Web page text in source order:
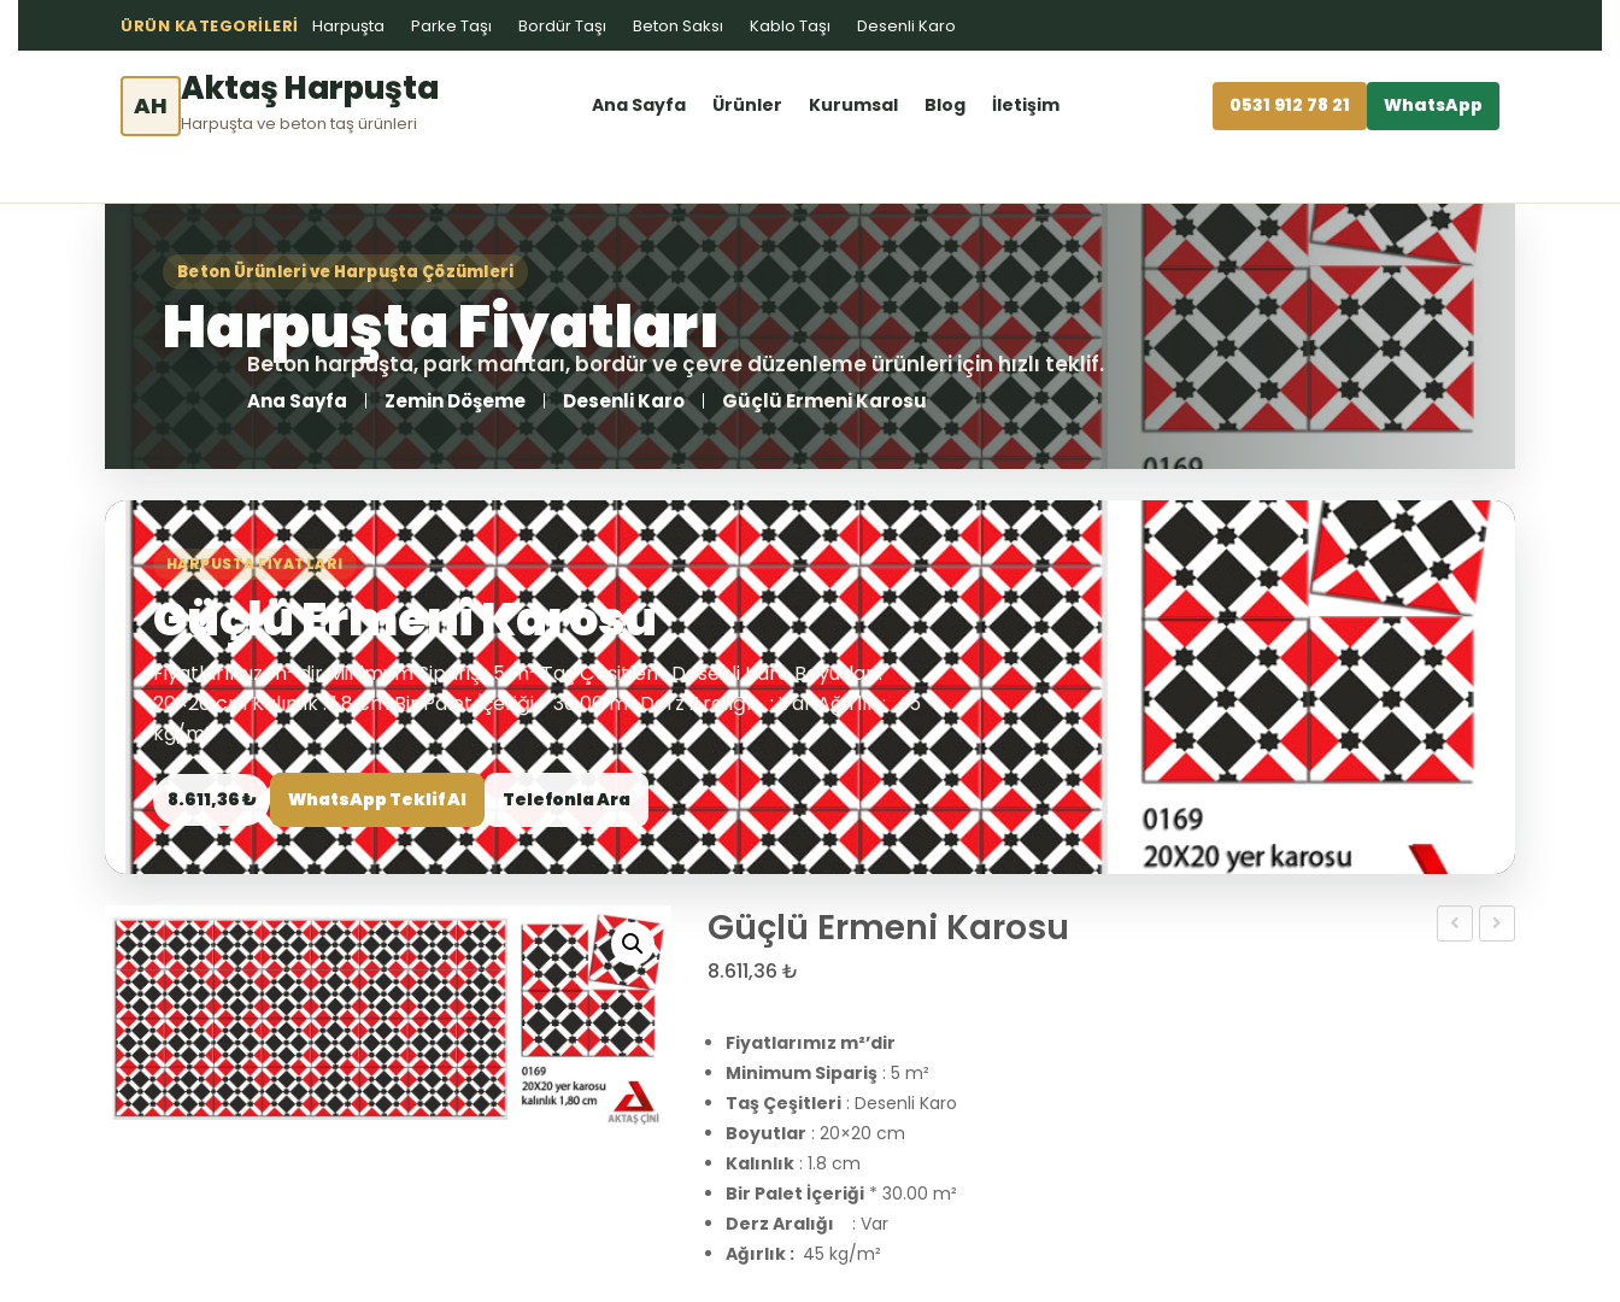
ÜRÜN KATEGORILERI Harpuşta Parke Taşı Bordür Taşı Beton Saksı Kablo Taşı Desenli Karo
AH Aktaş Harpuşta
Harpuşta ve beton taş ürünleri
Ana Sayfa Ürünler Kurumsal Blog İletişim 0531 912 78 21 WhatsApp
Ana Sayfa Zemin Döşeme Desenli Karo Güçlü Ermeni Karosu
HARPUSTA FIYATLARI
Güçlü Ermeni Karosu
Fiyatlarımız m²’dir Minimum Sipariş : 5 m² Taş Çeşitleri : Desenli Karo Boyutlar :
20×20 cm Kalınlık : 1.8 cm Bir Palet İçeriği * 30.00 m² Derz Aralığı : Var Ağırlık : 45
kg/m²
8.611,36 ₺ WhatsApp Teklif Al Telefonla Ara
Güçlü Ermeni Karosu
8.611,36 ₺
Fiyatlarımız m²’dir
Minimum Sipariş : 5 m²
Taş Çeşitleri : Desenli Karo
Boyutlar : 20×20 cm
Kalınlık : 1.8 cm
Bir Palet İçeriği * 30.00 m²
Derz Aralığı
: Var
Ağırlık : 45 kg/m²